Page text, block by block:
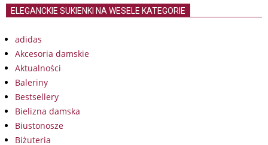
ELEGANCKIE SUKIENKI NA WESELE KATEGORIE
adidas
Akcesoria damskie
Aktualności
Baleriny
Bestsellery
Bielizna damska
Biustonosze
Biżuteria